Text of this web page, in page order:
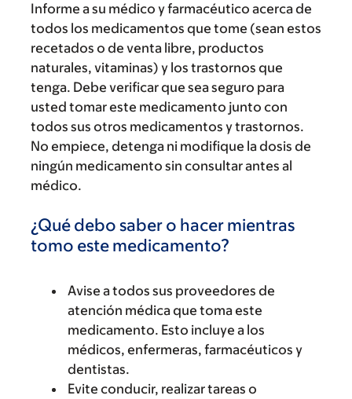
Informe a su médico y farmacéutico acerca de
todos los medicamentos que tome (sean estos
recetados o de venta libre, productos
naturales, vitaminas) y los trastornos que
tenga. Debe verificar que sea seguro para
usted tomar este medicamento junto con
todos sus otros medicamentos y trastornos.
No empiece, detenga ni modifique la dosis de
ningún medicamento sin consultar antes al
médico.
¿Qué debo saber o hacer mientras
tomo este medicamento?
Avise a todos sus proveedores de
atención médica que toma este
medicamento. Esto incluye a los
médicos, enfermeras, farmacéuticos y
dentistas.
Evite conducir, realizar tareas o